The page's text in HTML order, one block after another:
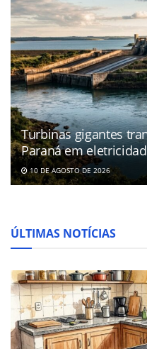
Turbinas gigantes
Paraná em
10 DE AGOSTO DE 2026
ÚLTIMAS NOTÍCIAS